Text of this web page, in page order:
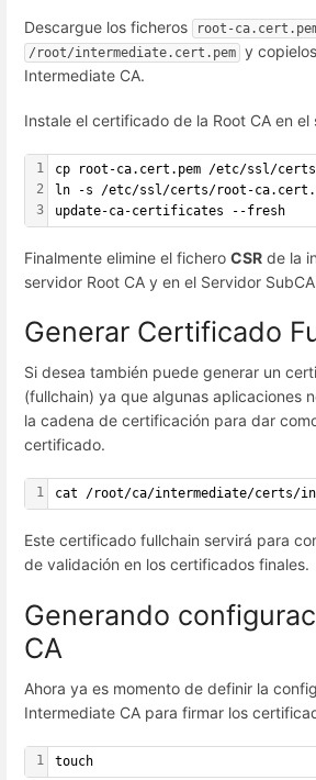
Descargue los ficheros root-
/root/intermediate.cert.pem y
Intermediate CA.
Instale el certificado de la Root CA en el
1
2
3
cp root-ca.cert.pem /etc/ssl/
ln -s /etc/ssl/certs/root-
update-ca-certificates --fresh
Finalmente elimine el fichero CSR de la
servidor Root CA y en el Servidor
Generar Certificado
Si desea también puede generar un
(fullchain) ya que algunas aplicaciones
la cadena de certificación para dar
certificado.
1 cat /root/ca/intermediate/certs/
Este certificado fullchain servirá para
de validación en los certificados finales.
Generando
CA
Ahora ya es momento de definir la
Intermediate CA para firmar los
1 touch